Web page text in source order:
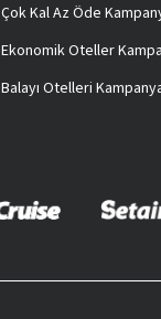
Çok Kal Az Öde
Ekonomik Oteller
Balayı Otelleri